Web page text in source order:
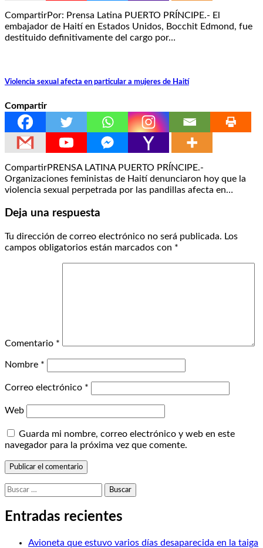
CompartirPor: Prensa Latina PUERTO PRÍNCIPE.- El
embajador de Haití en Estados Unidos, Bocchit Edmond, fue
destituido definitivamente del cargo por…
Violencia sexual afecta en particular a mujeres de Haití
Compartir
CompartirPRENSA LATINA PUERTO PRÍNCIPE.-
Organizaciones feministas de Haití denunciaron hoy que la
violencia sexual perpetrada por las pandillas afecta en…
Deja una respuesta
Tu dirección de correo electrónico no será publicada. Los
campos obligatorios están marcados con *
Comentario *
Nombre *
Correo electrónico *
Web
Guarda mi nombre, correo electrónico y web en este
navegador para la próxima vez que comente.
Buscar:
Entradas recientes
Avioneta que estuvo varios días desaparecida en la taiga